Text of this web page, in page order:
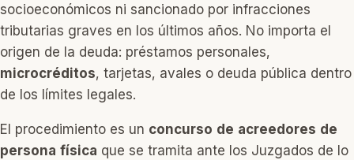
socioeconómicos ni sancionado por infracciones
tributarias graves en los últimos años. No importa el
origen de la deuda: préstamos personales,
microcréditos, tarjetas, avales o deuda pública dentro
de los límites legales.
El procedimiento es un concurso de acreedores de
persona física que se tramita ante los Juzgados de lo